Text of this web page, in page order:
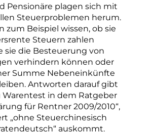
Pensionäre plagen sich mit
Steuerproblemen herum.
zum Beispiel wissen, ob sie
Steuern zahlen
sie die Besteuerung von
verhindern können oder
Summe Nebeneinkünfte
Antworten darauf gibt
in dem Ratgeber
für Rentner 2009/2010“,
„ohne Steuerchinesisch
auskommt.